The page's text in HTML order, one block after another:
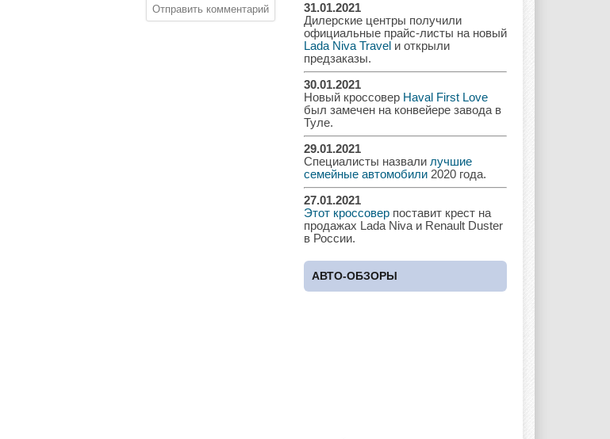
Chrysler Citroen Dacia
Daewoo Dodge Dongfeng
Ferrari Fiat Ford
Great Wall
31.01.2021
Дилерские центры получили
официальные прайс-листы на новый
Lada Niva Travel и открыли
предзаказы.
30.01.2021
Новый кроссовер Haval First Love
был замечен на конвейере завода в
Туле.
29.01.2021
Специалисты назвали лучшие
семейные автомобили 2020 года.
27.01.2021
Этот кроссовер поставит крест на
продажах Lada Niva и Renault Duster
в России.
АВТО-ОБЗОРЫ